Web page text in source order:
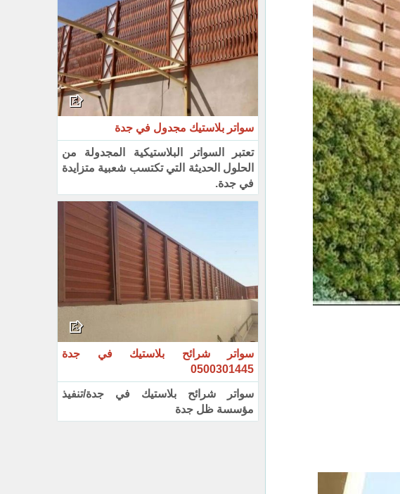
سواتر بلاستيك مجدول في جدة
تعتبر السواتر البلاستيكية المجدولة من
الحلول الحديثة التي تكتسب شعبية متزايدة
في جدة.
سواتر شرائح بلاستيك في جدة
0500301445
سواتر شرائح بلاستيك في جدة/تنفيذ
مؤسسة ظل جدة